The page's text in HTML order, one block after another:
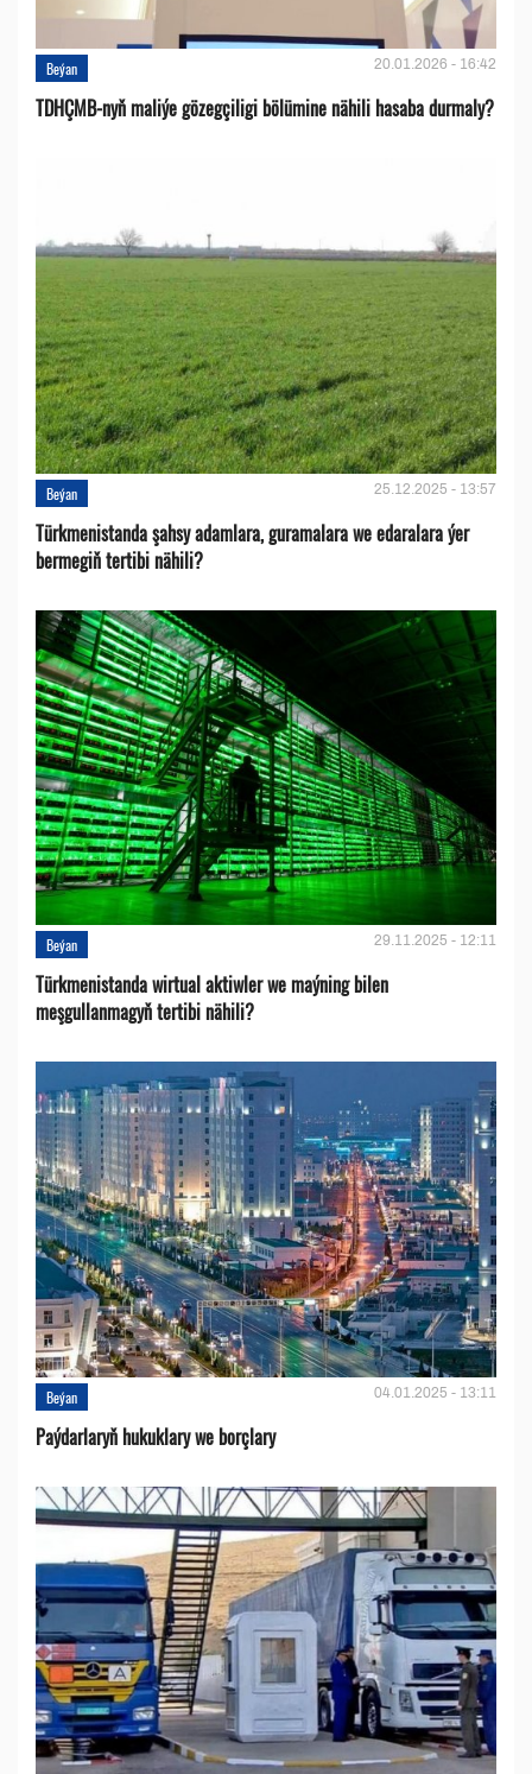
Beýan 20.01.2026 - 16:42
TDHÇMB-nyň maliýe gözegçiligi bölümine nähili hasaba durmaly?
Beýan 25.12.2025 - 13:57
Türkmenistanda şahsy adamlara, guramalara we edaralara ýer
bermegiň tertibi nähili?
Beýan 29.11.2025 - 12:11
Türkmenistanda wirtual aktiwler we maýning bilen
meşgullanmagyň tertibi nähili?
Beýan 04.01.2025 - 13:11
Paýdarlaryň hukuklary we bоrçlary